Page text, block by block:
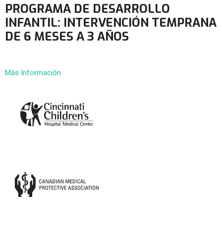
PROGRAMA DE DESARROLLO
INFANTIL: INTERVENCIÓN TEMPRANA
DE 6 MESES A 3 AÑOS
Más Información